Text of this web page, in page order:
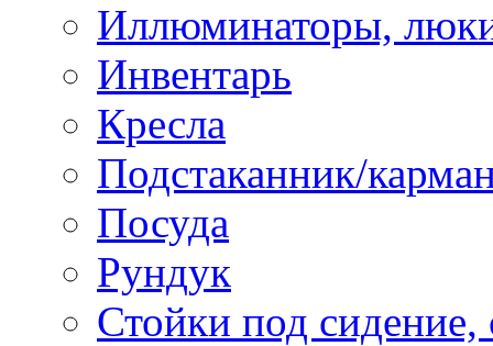
Иллюминаторы,
Инвентарь
Кресла
Подстаканник/
Посуда
Рундук
Стойки под